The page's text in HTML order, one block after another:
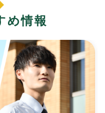
め情報